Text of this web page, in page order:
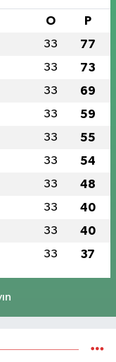
O P
33 77
33 73
33 69
33 59
33 55
33 54
33 48
33 40
33 40
33 37